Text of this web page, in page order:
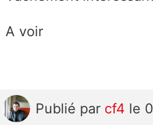
A voir
Publié par cf4 le